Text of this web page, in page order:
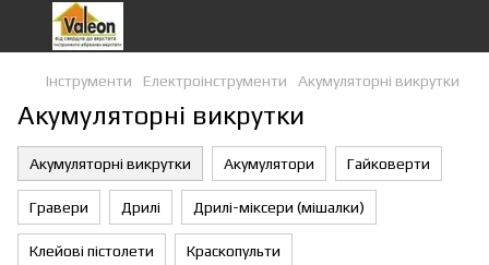
Інструменти Eлектроiнструменти Акумуляторні викрутки
Акумуляторні викрутки
Акумуляторні викрутки Акумулятори Гайковерти
Гравери Дрилі Дрилі-міксери (мішалки)
Клейові пістолети Краскопульти